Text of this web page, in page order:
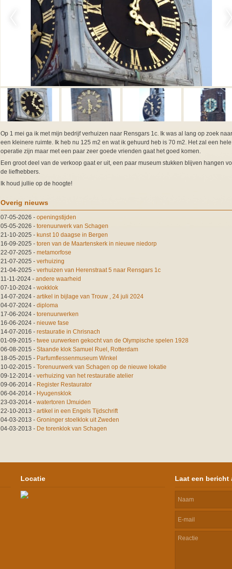
Op 1 mei ga ik met mijn bedrijf verhuizen naar Rensgars 1c. Ik was al lang op zoek naar
een kleinere ruimte. Ik heb nu 125 m2 en wat ik gehuurd heb is 70 m2. Het zal een hele
operatie zijn maar met een paar zeer goede vrienden gaat het goed komen.
Een groot deel van de verkoop gaat er uit, een paar museum stukken blijven hangen
de liefhebbers.
Ik houd jullie op de hoogte!
Overig nieuws
07-05-2026 - openingstijden
05-05-2026 - torenuurwerk van Schagen
21-10-2025 - kunst 10 daagse in Bergen
16-09-2025 - toren van de Maartenskerk in nieuwe niedorp
22-07-2025 - metamorfose
21-07-2025 - verhuizing
21-04-2025 - verhuizen van Herenstraat 5 naar Rensgars 1c
11-11-2024 - andere waarheid
07-10-2024 - wokklok
14-07-2024 - artikel in bijlage van Trouw , 24 juli 2024
04-07-2024 - diploma
17-06-2024 - torenuurwerken
16-06-2024 - nieuwe fase
14-07-2016 - restauratie in Chrisnach
01-09-2015 - twee uurwerken gekocht van de Olympische spelen 1928
06-08-2015 - Staande klok Samuel Ruel, Rotterdam
18-05-2015 - Parfumflessenmuseum Winkel
10-02-2015 - Torenuurwerk van Schagen op de nieuwe lokatie
09-12-2014 - verhuizing van het restauratie atelier
09-06-2014 - Register Restaurator
06-04-2014 - Hyugensklok
23-03-2014 - watertoren IJmuiden
22-10-2013 - artikel in een Engels Tijdschrift
04-03-2013 - Groninger stoelklok uit Zweden
04-03-2013 - De torenklok van Schagen
Locatie Laat een bericht